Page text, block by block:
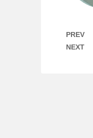
PREV
NEXT